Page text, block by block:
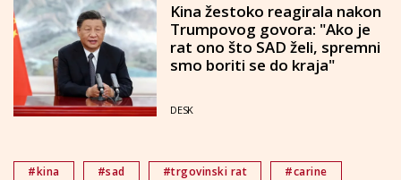
Kina žestoko reagirala nakon
Trumpovog govora: "Ako je
rat ono što SAD želi, spremni
smo boriti se do kraja"
DESK
#kina #sad #trgovinski rat #carine